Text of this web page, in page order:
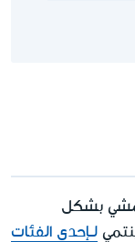
بشكل
لـإحدى الفئات